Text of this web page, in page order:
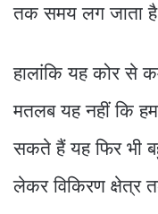
तक समय लग जाता
हालांकि यह कोर से
मतलब यह नहीं कि
सकते हैं यह फिर भी
लेकर विकिरण क्षेत्र